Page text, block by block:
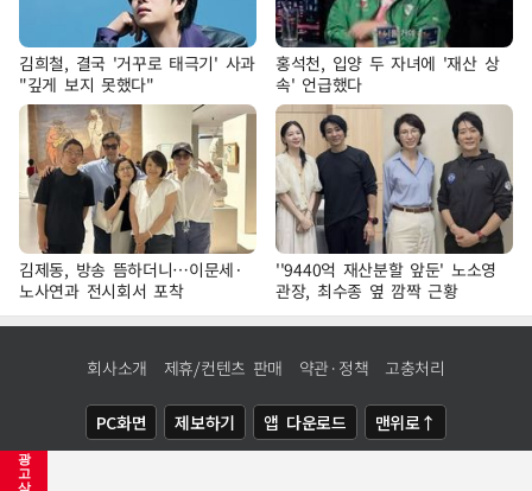
광
고
삭
김희철, 결국 '거꾸로 태극기' 사과
"깊게 보지 못했다"
홍석천, 입양 두 자녀에 '재산 상
속' 언급했다
김제동, 방송 뜸하더니…이문세·
노사연과 전시회서 포착
''9440억 재산분할 앞둔' 노소영
관장, 최수종 옆 깜짝 근황
회사소개 제휴/컨텐츠 판매 약관·정책 고충처리
PC화면 제보하기 앱 다운로드 맨위로↑